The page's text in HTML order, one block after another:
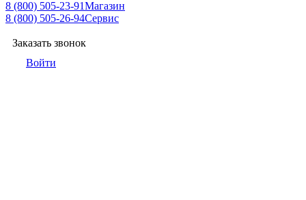
8 (800) 505-23-91Магазин
8 (800) 505-26-94Сервис
Заказать звонок
Войти